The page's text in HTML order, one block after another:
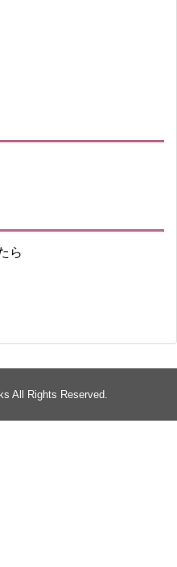
ら
All Rights Reserved.